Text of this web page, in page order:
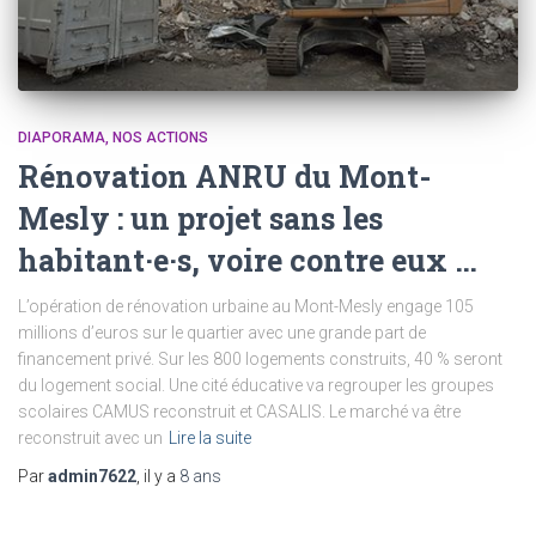
DIAPORAMA NOS ACTIONS
Rénovation ANRU du Mont-
Mesly : un projet sans les
habitant·e·s, voire contre eux …
L’opération de rénovation urbaine au Mont-Mesly engage 105
millions d’euros sur le quartier avec une grande part de
financement privé. Sur les 800 logements construits, 40 % seront
du logement social. Une cité éducative va regrouper les groupes
scolaires CAMUS reconstruit et CASALIS. Le marché va être
reconstruit avec un
Lire la suite
Paradmin7622 , il y a 8 ans